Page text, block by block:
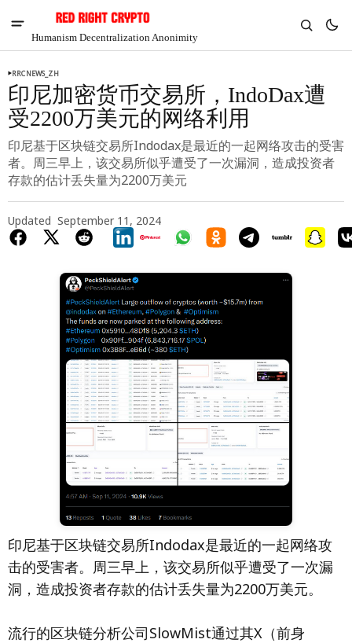
Humanism Decentralization Anonimity
Chia
$1.32
-0.26%
RRCNEWS_ZH
印尼加密货币交易所，IndoDax遭
受2200万美元的网络利用
印尼基于区块链交易所Indodax是最近的一起网络攻击的受害
者。周三早上，该交易所似乎遭受了一次漏洞，造成投资者
存款的估计丢失量为2200万美元
Updated September 11, 2024
印尼基于区块链交易所Indodax是最近的一起网络攻
击的受害者。周三早上，该交易所似乎遭受了一次漏
洞，造成投资者存款的估计丢失量为2200万美元。
流行的区块链分析公司SlowMist通过其X（前身